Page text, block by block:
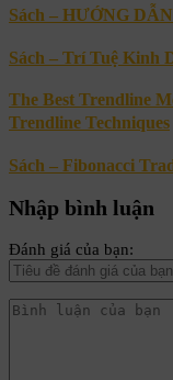
Sách – HƯỚNG
Sách – Trí Tuệ Kinh
The Best Trendline
Trendline Techniques
Sách – Fibonacci
Nhập bình luận
Đánh giá của bạn: